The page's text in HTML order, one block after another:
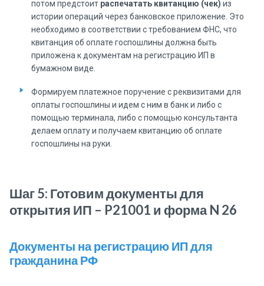
потом предстоит распечатать квитанцию (чек) из
истории операций через банковское приложение. Это
необходимо в соответствии с требованием ФНС, что
квитанция об оплате госпошлины должна быть
приложена к документам на регистрацию ИП в
бумажном виде.
Формируем платежное поручение с реквизитами для
оплаты госпошлины и идем с ним в банк и либо с
помощью терминала, либо с помощью консультанта
делаем оплату и получаем квитанцию об оплате
госпошлины на руки.
Шаг 5: Готовим документы для
открытия ИП – P21001 и форма N 26
Документы на регистрацию ИП для
гражданина РФ